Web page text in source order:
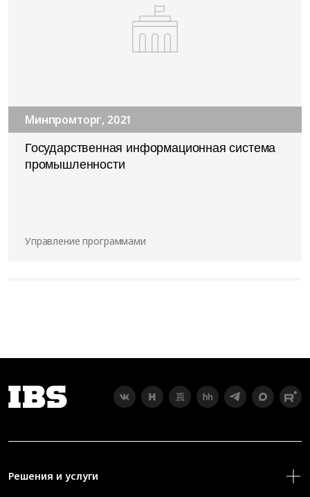
Минпромторг, 2021
Государственная информационная система
промышленности
Управление программами
Решения и услуги